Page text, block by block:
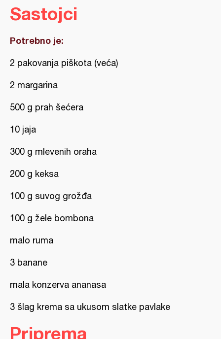
Sastojci
Potrebno je:
2 pakovanja piškota (veća)
2 margarina
500 g prah šećera
10 jaja
300 g mlevenih oraha
200 g keksa
100 g suvog grožđa
100 g žele bombona
malo ruma
3 banane
mala konzerva ananasa
3 šlag krema sa ukusom slatke pavlake
Priprema